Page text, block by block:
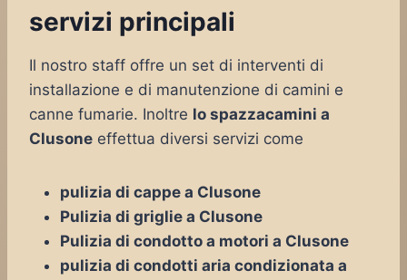
servizi principali
Il nostro staff offre un set di interventi di
installazione e di manutenzione di camini e
canne fumarie. Inoltre lo spazzacamini a
Clusone effettua diversi servizi come
pulizia di cappe a Clusone
Pulizia di griglie a Clusone
Pulizia di condotto a motori a Clusone
pulizia di condotti aria condizionata a